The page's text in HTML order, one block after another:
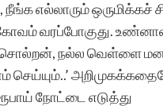
எல்லாரும் ஒருமிக்கச்
வரப்போகுது.
நல்ல வெள்ளை
நோட்டை எடுத்து